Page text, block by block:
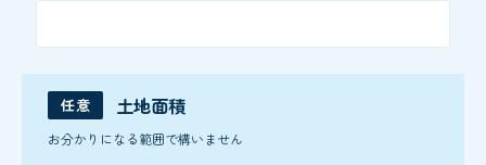
任意 土地面積
お分かりになる範囲で構いません